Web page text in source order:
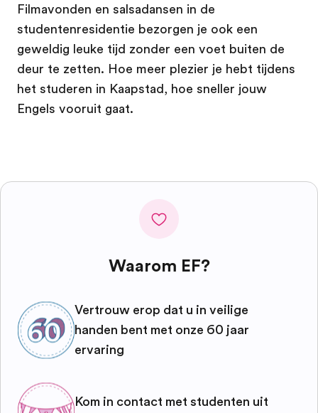
Filmavonden en salsadansen in de
studentenresidentie bezorgen je ook een
geweldig leuke tijd zonder een voet buiten de
deur te zetten. Hoe meer plezier je hebt tijdens
het studeren in Kaapstad, hoe sneller jouw
Engels vooruit gaat.
Waarom EF?
Vertrouw erop dat u in veilige
handen bent met onze 60 jaar
ervaring
Kom in contact met studenten uit